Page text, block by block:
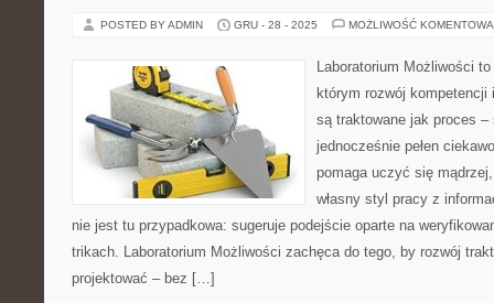
POSTED BY ADMIN GRU - 28 - 2025 MOŻLIWOŚĆ
Laboratorium Możliwości
którym rozwój
są traktowane jak proces
jednocześnie pełen
pomaga uczyć się
własny styl pracy z
nie jest tu przypadkowa: sugeruje podejście oparte na
trikach. Laboratorium Możliwości zachęca do tego, by rozwój
projektować – bez […]